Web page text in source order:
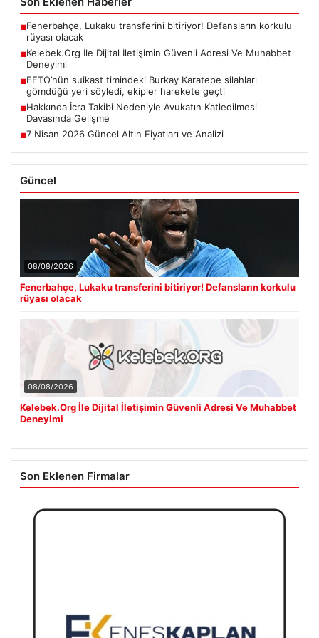
■Fenerbahçe, Lukaku transferini bitiriyor! Defansların korkulu
rüyası olacak
■Kelebek.Org İle Dijital İletişimin Güvenli Adresi Ve Muhabbet
Deneyimi
■FETÖ’nün suikast timindeki Burkay Karatepe silahları
gömdüğü yeri söyledi, ekipler harekete geçti
■Hakkında İcra Takibi Nedeniyle Avukatın Katledilmesi
Davasında Gelişme
■7 Nisan 2026 Güncel Altın Fiyatları ve Analizi
Güncel
08/08/2026
Fenerbahçe, Lukaku transferini bitiriyor! Defansların korkulu
rüyası olacak
08/08/2026
Kelebek.Org İle Dijital İletişimin Güvenli Adresi Ve Muhabbet
Deneyimi
Son Eklenen Firmalar